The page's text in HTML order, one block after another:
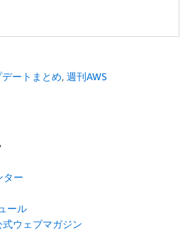
ートまとめ, 週刊AWS
ター
ール
ウェブマガジン